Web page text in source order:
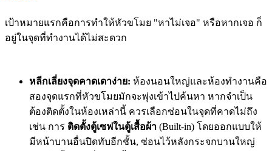
เป้าหมายแรกคือการทำให้หัวขโมย "หาไม่เจอ" หรือหากเจอ ก็
อยู่ในจุดที่ทำงานได้ไม่สะดวก
หลีกเลี่ยงจุดคาดเดาง่าย: ห้องนอนใหญ่และห้องทำงานคือ
สองจุดแรกที่หัวขโมยมักจะพุ่งเข้าไปค้นหา หากจำเป็น
ต้องติดตั้งในห้องเหล่านี้ ควรเลือกซ่อนในจุดที่คาดไม่ถึง
เช่น การ ติดตั้งตู้เซฟในตู้เสื้อผ้า (Built-in) โดยออกแบบให้
มีหน้าบานอื่นปิดทับอีกชั้น, ซ่อนไว้หลังกระจกบานใหญ่